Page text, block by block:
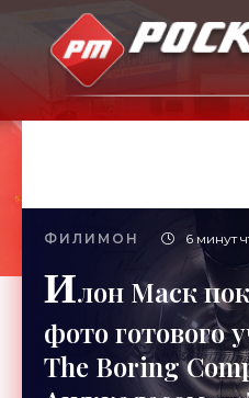
ФИЛИМОН 6 минут
Илон Маск
фото готового
The Boring